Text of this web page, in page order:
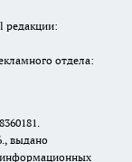
редакции:
отдела:
выдано
информационных